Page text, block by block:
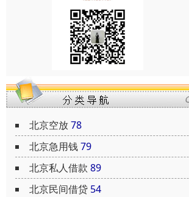
北京空放78
北京急用钱79
北京私人借款 89
北京民间借贷 54